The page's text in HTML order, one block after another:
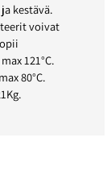
kestävä.
voivat
121°C.
80°C.